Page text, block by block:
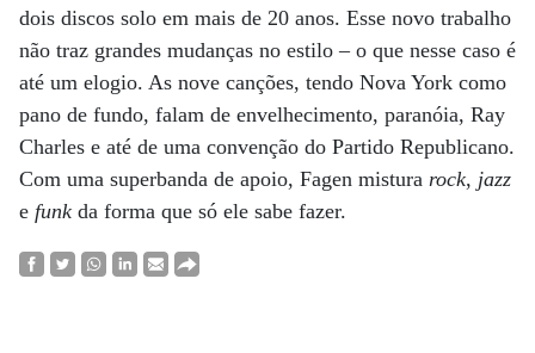
dois discos solo em mais de 20 anos. Esse novo trabalho
não traz grandes mudanças no estilo – o que nesse caso é
até um elogio. As nove canções, tendo Nova York como
pano de fundo, falam de envelhecimento, paranóia, Ray
Charles e até de uma convenção do Partido Republicano.
Com uma superbanda de apoio, Fagen mistura rock, jazz
e funk da forma que só ele sabe fazer.